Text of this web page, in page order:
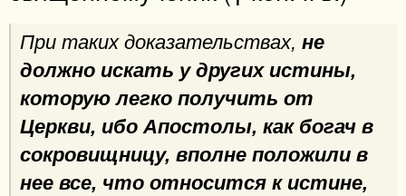
При таких доказательствах, не
должно искать у других истины,
которую легко получить от
Церкви, ибо Апостолы, как богач в
сокровищницу, вполне положили в
нее все, что относится к истине,